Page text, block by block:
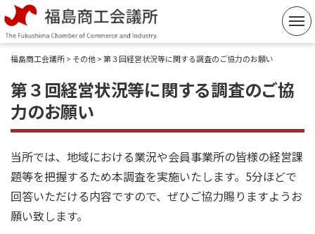
ン
テ
ツ
ス
プ
福島商工会議所> その他> 第３回経営状況等に関する調査のご協力のお願い
第３回経営状況等に関する調査のご協
力のお願い
当所では、地域における業況や会員事業所の皆様の経営課
題等を把握するため本調査を実施いたします。5分ほどで
回答いただける内容ですので、ぜひご協力賜りますようお
願い致します。